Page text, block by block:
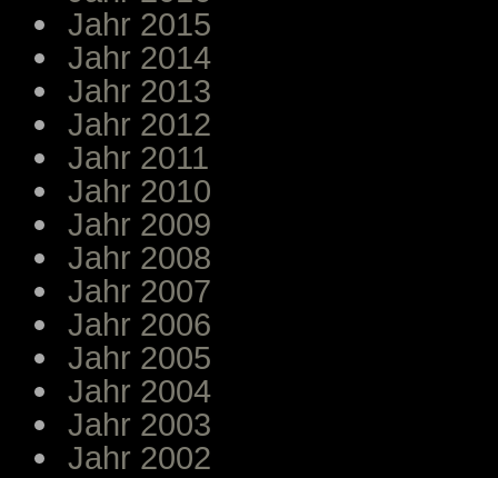
Jahr 2015
Jahr 2014
Jahr 2013
Jahr 2012
Jahr 2011
Jahr 2010
Jahr 2009
Jahr 2008
Jahr 2007
Jahr 2006
Jahr 2005
Jahr 2004
Jahr 2003
Jahr 2002